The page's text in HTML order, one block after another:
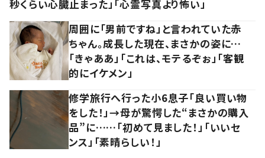
秒くらい心臓止まった」「心霊写真より怖い」
周囲に「男前ですね」と言われていた赤
ちゃん。成長した現在、まさかの姿に…
「きゃああ」「これは、モテるぞぉ」「客観
的にイケメン」
修学旅行へ行った小6息子「良い買い物
をした！」→母が驚愕した“まさかの購入
品”に……「初めて見ました！」「いいセ
ンス」「素晴らしい！」